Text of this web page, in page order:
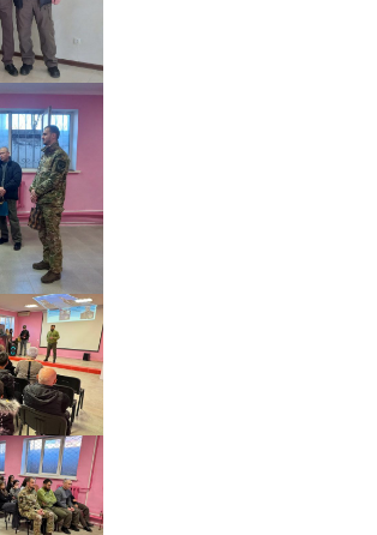
Телефон
Почта
Отправить заявку
Нажимая кнопку «Отправить», я даю согласие на обработку моих персональных
данных в соответствии с Федеральным законом от 27.07.2006 № 152-ФЗ «О
персональных данных», на условиях и для целей, определенных в
отношении обработки персональных данных.
Заполни данные о себе и отправь заявку.
В течение 15-20 минут с вами свяжется специалист
приемной комиссии, ответит на все вопросы и поможет
подобрать интересующую программу обучения.
Подготовь документы для поступления: паспорт, аттестат,
СНИЛС — подать документы можно онлайн или очно.